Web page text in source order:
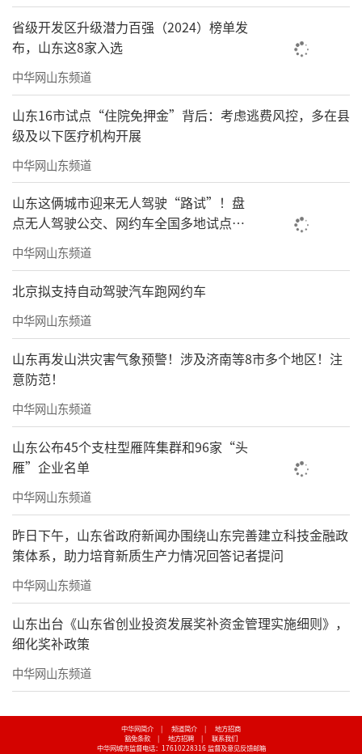
青是一个文化+自然+艺术+咖啡的新业态空间，
在这里，老街、古宅是文化，画作、陶器、服
装是艺术，运河、树木、花草、绿植是自然生
态，再加上生活必需品咖啡、简餐，这让每一
个到店的客人得到了多功能的满足感。”
记者观察发现，近年来，伴随着上海古
城、老街的改造升级，这种新文旅空间正在悄
然走红。这种空间以名人故居、老宅、纪念馆
甚至工业遗址改造升级为载体，跨界植入艺术
展览、文创衍生、图书动漫、沙龙活动等，再
加上咖啡、简餐，培育出新空间、新场景、新
业态，让老房子、老工厂重返“青春”，成为
新文旅的潮流。
省级开发区升级潜力百强（2024）榜单发
布，山东这8家入选
中华网山东频道
山东16市试点“住院免押金”背后：考虑逃费风控，多在县
级及以下医疗机构开展
中华网山东频道
山东这俩城市迎来无人驾驶“路试”！盘
点无人驾驶公交、网约车全国多地试点之
路
中华网山东频道
北京拟支持自动驾驶汽车跑网约车
中华网山东频道
山东再发山洪灾害气象预警！涉及济南等8市多个地区！注
意防范！
中华网山东频道
山东公布45个支柱型雁阵集群和96家“头
雁”企业名单
中华网山东频道
昨日下午，山东省政府新闻办围绕山东完善建立科技金融政
策体系，助力培育新质生产力情况回答记者提问
中华网山东频道
山东出台《山东省创业投资发展奖补资金管理实施细则》，
细化奖补政策
中华网山东频道
中华网简介 | 频道简介 |
地方招商
豁免条款
| 地方招聘 |
联系我们
中华网城市监督电话：17610228316 监督及意见反馈邮箱